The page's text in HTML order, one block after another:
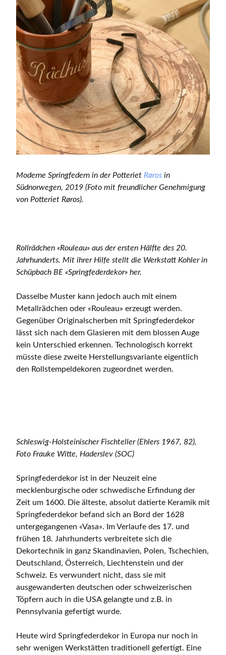
Moderne Springfedern in der Potteriet Røros in
Südnorwegen, 2019 (Foto mit freundlicher Genehmigung
von Potteriet Røros).
Rollrädchen «Rouleau» aus der ersten Hälfte des 20.
Jahrhunderts. Mit ihrer Hilfe stellt die Werkstatt Kohler in
Schüpbach BE «Springfederdekor» her.
Dasselbe Muster kann jedoch auch mit einem
Metallrädchen oder «Rouleau» erzeugt werden.
Gegenüber Originalscherben mit Springfederdekor
lässt sich nach dem Glasieren mit dem blossen Auge
kein Unterschied erkennen. Technologisch korrekt
müsste diese zweite Herstellungsvariante eigentlich
den Rollstempeldekoren zugeordnet werden.
Schleswig-Holsteinischer Fischteller (Ehlers 1967, 82),
Foto Frauke Witte, Haderslev (SOC)
Springfederdekor ist in der Neuzeit eine
mecklenburgische oder schwedische Erfindung der
Zeit um 1600. Die älteste, absolut datierte Keramik mit
Springfederdekor befand sich an Bord der 1628
untergegangenen «Vasa». Im Verlaufe des 17. und
frühen 18. Jahrhunderts verbreitete sich die
Dekortechnik in ganz Skandinavien, Polen, Tschechien,
Deutschland, Österreich, Liechtenstein und der
Schweiz. Es verwundert nicht, dass sie mit
ausgewanderten deutschen oder schweizerischen
Töpfern auch in die USA gelangte und z.B. in
Pennsylvania gefertigt wurde.
Heute wird Springfederdekor in Europa nur noch in
sehr wenigen Werkstätten traditionell gefertigt. Eine